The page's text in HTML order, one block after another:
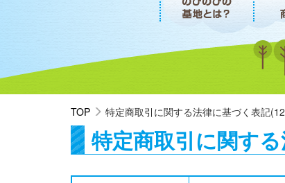
TOP 特定商取引に関する法律に基づく表記
特定商取引に関す